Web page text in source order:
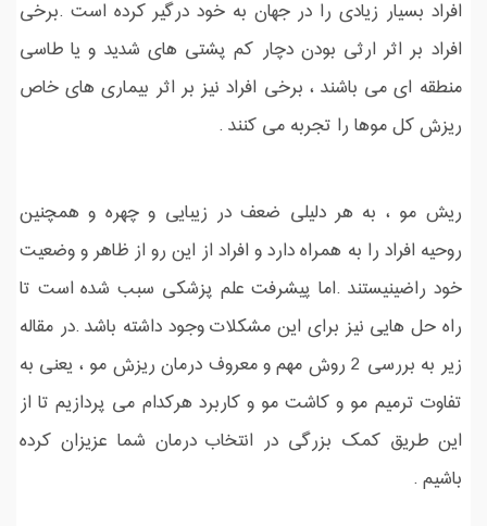
افراد بسیار زیادی را در جهان به خود درگیر کرده است .برخی
افراد بر اثر ارثی بودن دچار کم پشتی های شدید و یا طاسی
منطقه ای می باشند ، برخی افراد نیز بر اثر بیماری های خاص
ریزش کل موها را تجربه می کنند .
ریش مو ، به هر دلیلی ضعف در زیبایی و چهره و همچنین
روحیه افراد را به همراه دارد و افراد از این رو از ظاهر و وضعیت
خود راضینیستند .اما پیشرفت علم پزشکی سبب شده است تا
راه حل هایی نیز برای این مشکلات وجود داشته باشد .در مقاله
زیر به بررسی 2 روش مهم و معروف درمان ریزش مو ، یعنی به
تفاوت ترمیم مو و کاشت مو و کاربرد هرکدام می پردازیم تا از
این طریق کمک بزرگی در انتخاب درمان شما عزیزان کرده
باشیم .